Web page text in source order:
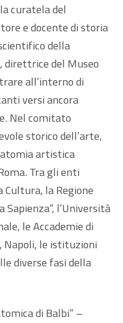
curatela del
e docente di storia
della
direttrice del Museo
all’interno di
versi ancora
Nel comitato
storico dell’arte,
artistica
Tra gli enti
la Regione
Sapienza”, l’Università
le Accademie di
Napoli, le istituzioni
diverse fasi della
di Balbi” –